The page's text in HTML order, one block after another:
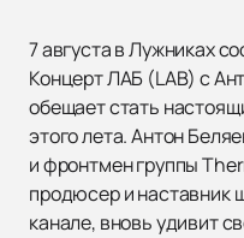
7 августа в Лужниках
Концерт ЛАБ (LAB) с
обещает стать
этого лета. Антон
и фронтмен группы
продюсер и наставник
канале, вновь удивит